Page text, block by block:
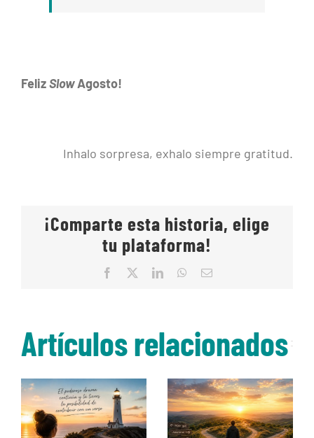
FelizSlowAgosto!
Inhalo sorpresa, exhalo siempre gratitud.
¡Comparte esta historia, elige
tu plataforma!
Facebook LinkedInWhatsApp
Correo
Artículos relacionados